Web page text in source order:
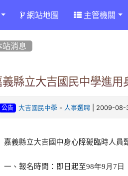
網站地圖 主管機關
站消息
義縣立大吉國民中學進
公告 大吉國民中學 - 人事選聘 | 2009-08-
嘉義縣立大吉國中身心障礙臨時人員
一、報名時間：即日起至98年9月7日